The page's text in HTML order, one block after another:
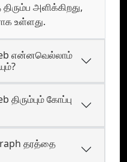
அளிக்கிறது,
உள்ளது.
என்னவெல்லாம்
திரும்பும் கோப்பு
தரத்தை